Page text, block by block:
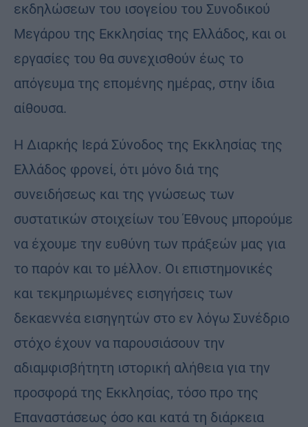
εκδηλώσεων του ισογείου του Συνοδικού
Μεγάρου της Εκκλησίας της Ελλάδος, και οι
εργασίες του θα συνεχισθούν έως το
απόγευμα της επομένης ημέρας, στην ίδια
αίθουσα.
Η Διαρκής Ιερά Σύνοδος της Εκκλησίας της
Ελλάδος φρονεί, ότι μόνο διά της
συνειδήσεως και της γνώσεως των
συστατικών στοιχείων του Έθνους μπορούμε
να έχουμε την ευθύνη των πράξεών μας για
το παρόν και το μέλλον. Οι επιστημονικές
και τεκμηριωμένες εισηγήσεις των
δεκαεννέα εισηγητών στο εν λόγω Συνέδριο
στόχο έχουν να παρουσιάσουν την
αδιαμφισβήτητη ιστορική αλήθεια για την
προσφορά της Εκκλησίας, τόσο προ της
Επαναστάσεως όσο και κατά τη διάρκεια